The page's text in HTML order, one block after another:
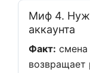
Миф 4.
аккаунта
Факт: смена
возвращает